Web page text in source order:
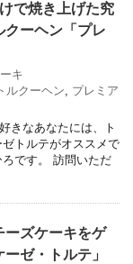
で焼き上げた究
クーヘン「プレ
キ
トルクーヘン, プレミア
きなあなたには、ト
トルテがオススメで
です。 訪問いただ
ーズケーキをゲ
ゼ・トルテ」